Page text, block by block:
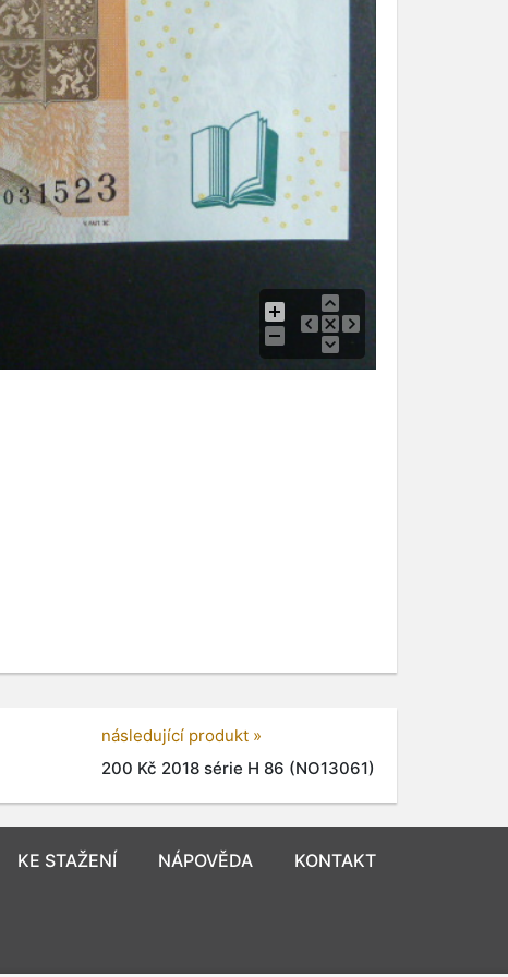
následující produkt »
200 Kč 2018 série H 86 (NO13061)
KE STAŽENÍ NÁPOVĚDA KONTAKT